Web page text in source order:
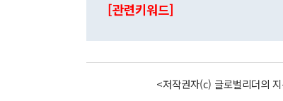
[관련키워드]
<저작권자(c) 글로벌리더의